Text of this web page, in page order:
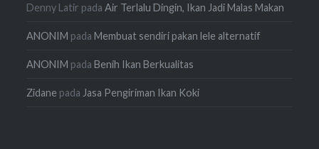
Denny Latir padaAir Terlalu Dingin, Ikan Jadi Malas Makan
ANONIM padaMembuat sendiri pakan lele alternatif
ANONIM padaBenih Ikan Berkualitas
Zidane pada Jasa Pengiriman Ikan Koki